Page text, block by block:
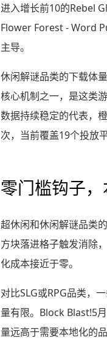
进入增长前10的Rebel
Flower Forest - Word
主导。
休闲解谜品类的下载体
核心机制之一，是这类
数据持续稳定的代表，
次，当前覆盖19个投放平
零门槛钩子
超休闲和休闲解谜品类
方块落进格子触发消除
化成本接近于零。
对比SLG或RPG品类，
量有限。Block Blast!5
量远高于需要本地化的